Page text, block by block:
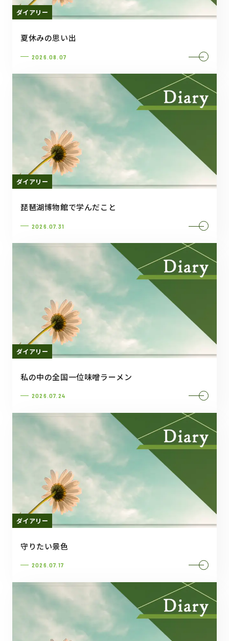
ダイアリー
夏休みの思い出
2026.08.07
ダイアリー
琵琶湖博物館で学んだこと
2026.07.31
ダイアリー
私の中の全国一位味噌ラーメン
2026.07.24
ダイアリー
守りたい景色
2026.07.17